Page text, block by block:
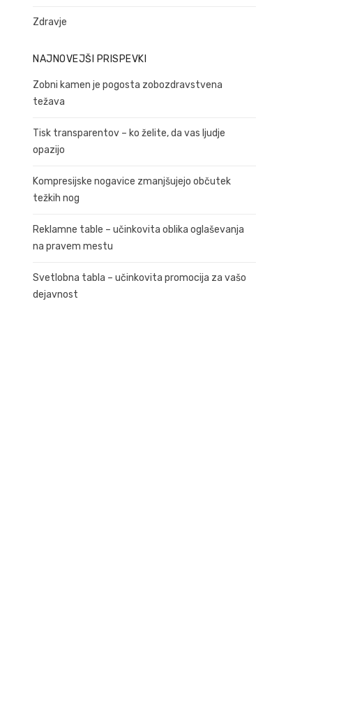
Zdravje
NAJNOVEJŠI PRISPEVKI
Zobni kamen je pogosta zobozdravstvena
težava
Tisk transparentov – ko želite, da vas ljudje
opazijo
Kompresijske nogavice zmanjšujejo občutek
težkih nog
Reklamne table – učinkovita oblika oglaševanja
na pravem mestu
Svetlobna tabla – učinkovita promocija za vašo
dejavnost